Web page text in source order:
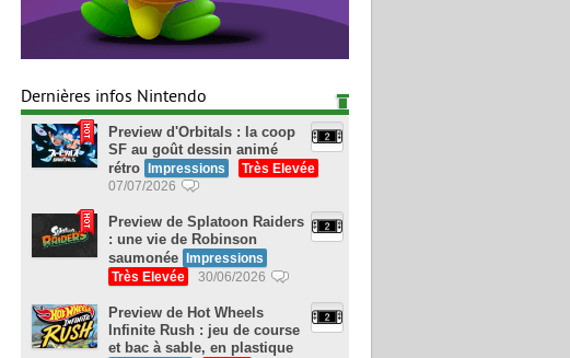
Dernières infos Nintendo
Preview d'Orbitals : la coop
SF au goût dessin animé
rétro Impressions
Très Elevée
07/07/2026
Preview de Splatoon Raiders
: une vie de Robinson
saumonée Impressions
Très Elevée
30/06/2026
Preview de Hot Wheels
Infinite Rush : jeu de course
et bac à sable, en plastique